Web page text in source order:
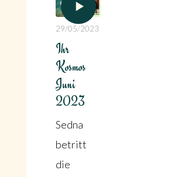
29/05/2023
Ihr
Kosmos
Juni
2023
Sedna
betritt
die